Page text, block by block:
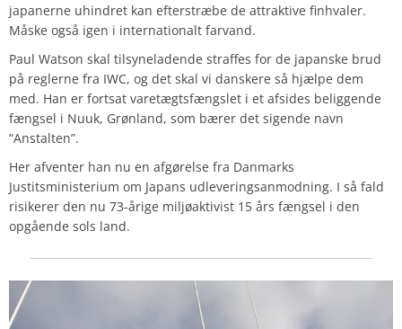
japanerne uhindret kan efterstræbe de attraktive finhvaler.
Måske også igen i internationalt farvand.
Paul Watson skal tilsyneladende straffes for de japanske brud
på reglerne fra IWC, og det skal vi danskere så hjælpe dem
med. Han er fortsat varetægtsfængslet i et afsides beliggende
fængsel i Nuuk, Grønland, som bærer det sigende navn
“Anstalten”.
Her afventer han nu en afgørelse fra Danmarks
Justitsministerium om Japans udleveringsanmodning. I så fald
risikerer den nu 73-årige miljøaktivist 15 års fængsel i den
opgående sols land.